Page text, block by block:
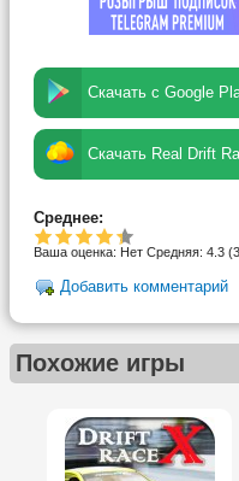
Скачать с Google
Скачать Real Drift
Среднее:
Ваша оценка: Нет Средняя: 4.3 (3
Добавить комментарий
Похожие игры